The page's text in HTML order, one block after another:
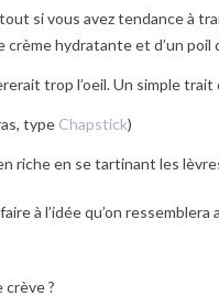
si vous avez tendance à
hydratante et d’un poil
trop l’oeil. Un simple
type Chapstick)
riche en se tartinant les
à l’idée qu’on ressemblera
?